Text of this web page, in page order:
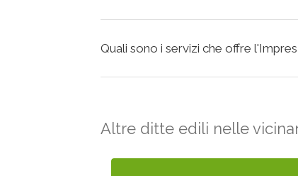
Quali sono i servizi che offre
Altre ditte edili nelle